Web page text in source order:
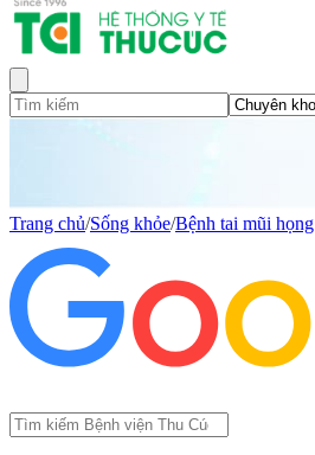
Trang chủ/Sống khỏe/Bệnh tai mũi họng